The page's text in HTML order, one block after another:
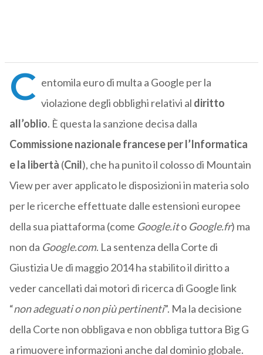
C entomila euro di multa a Google per la
violazione degli obblighi relativi al diritto
all’oblio. È questa la sanzione decisa dalla
Commissione nazionale francese per l’Informatica
e la libertà (Cnil), che ha punito il colosso di Mountain
View per aver applicato le disposizioni in materia solo
per le ricerche effettuate dalle estensioni europee
della sua piattaforma (come Google.ito Google.fr) ma
non da Google.com. La sentenza della Corte di
Giustizia Ue di maggio 2014 ha stabilito il diritto a
veder cancellati dai motori di ricerca di Google link
“non adeguati o non più pertinenti”. Ma la decisione
della Corte non obbligava e non obbliga tuttora Big G
a rimuovere informazioni anche dal dominio globale.